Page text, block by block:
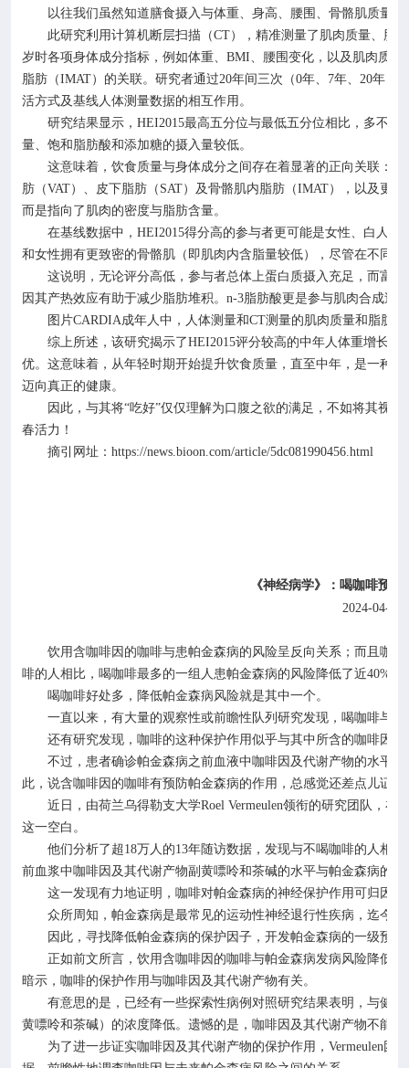
以往我们虽然知道膳食摄入与体重、身高、腰围、骨骼肌质量
此研究利用计算机断层扫描（CT），精准测量了肌肉质量、肌
岁时各项身体成分指标，例如体重、 BMI、腰围变化，以及肌肉质量
脂肪（IMAT）的关联。研究者通过20年间三次（0年、 7年、 20年）
活方式及基线人体测量数据的相互作用。
研究结果显示， HEI2015最高五分位与最低五分位相比，多不饱
量、饱和脂肪酸和添加糖的摄入量较低。
这意味着，饮食质量与身体成分之间存在着显著的正向关联：
肪（VAT）、皮下脂肪（ SAT）及骨骼肌内脂肪（IMAT），以及更好
而是指向了肌肉的密度与脂肪含量。
在基线数据中， HEI2015得分高的参与者更可能是女性、白人、
和女性拥有更致密的骨骼肌（即肌肉内含脂量较低），尽管在不同
这说明，无论评分高低，参与者总体上蛋白质摄入充足，而富
因其产热效应有助于减少脂肪堆积。 n-3脂肪酸更是参与肌肉合成过
图片CARDIA成年人中，人体测量和CT测量的肌肉质量和脂肪组
综上所述，该研究揭示了HEI2015评分较高的中年人体重增长更
优。这意味着，从年轻时期开始提升饮食质量，直至中年，是一种
迈向真正的健康。
因此，与其将“吃好”仅仅理解为口腹之欲的满足，不如将其视
春活力！
摘引网址： https://news.bioon.com/article/5dc081990456.html
《神经病学》：喝咖啡预
2024-04-01
饮用含咖啡因的咖啡与患帕金森病的风险呈反向关系；而且咖
啡的人相比，喝咖啡最多的一组人患帕金森病的风险降低了近40%
喝咖啡好处多，降低帕金森病风险就是其中一个。
一直以来，有大量的观察性或前瞻性队列研究发现，喝咖啡与
还有研究发现，咖啡的这种保护作用似乎与其中所含的咖啡因
不过，患者确诊帕金森病之前血液中咖啡因及代谢产物的水平
此，说含咖啡因的咖啡有预防帕金森病的作用，总感觉还差点儿证据
近日，由荷兰乌得勒支大学Roel Vermeulen领衔的研究团队，在
这一空白。
他们分析了超 18万人的13年随访数据，发现与不喝咖啡的人相
前血浆中咖啡因及其代谢产物副黄嘌呤和茶碱的水平与帕金森病的
这一发现有力地证明，咖啡对帕金森病的神经保护作用可归因
众所周知，帕金森病是最常见的运动性神经退行性疾病，迄今
因此，寻找降低帕金森病的保护因子，开发帕金森病的一级预
正如前文所言，饮用含咖啡因的咖啡与帕金森病发病风险降低
暗示，咖啡的保护作用与咖啡因及其代谢产物有关。
有意思的是，已经有一些探索性病例对照研究结果表明，与健
黄嘌呤和茶碱）的浓度降低。遗憾的是，咖啡因及其代谢产物不能
为了进一步证实咖啡因及其代谢产物的保护作用， Vermeulen团